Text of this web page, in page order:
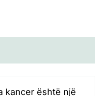
kancer është një